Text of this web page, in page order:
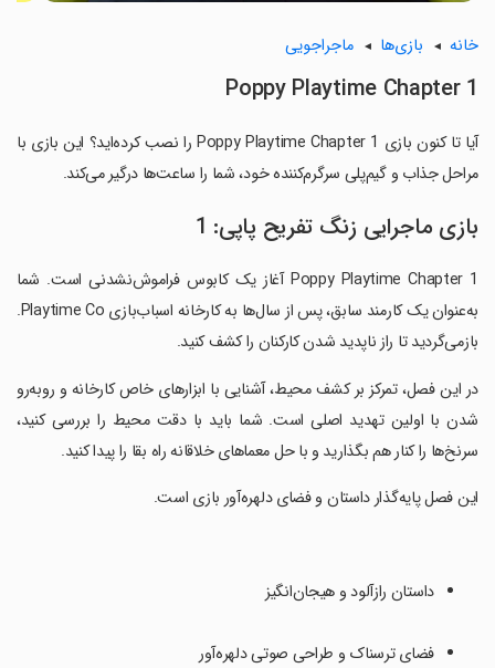
خانه بازی‌ها ماجراجویی
Poppy Playtime Chapter 1
آیا تا کنون بازی Poppy Playtime Chapter 1 را نصب کرده‌اید؟ این بازی با
مراحل جذاب و گیم‌پلی سرگرم‌کننده خود، شما را ساعت‌ها درگیر می‌کند.
بازی ماجرایی زنگ تفریح پاپی: 1
Poppy Playtime Chapter 1 آغاز یک کابوس فراموش‌نشدنی است. شما
به‌عنوان یک کارمند سابق، پس از سال‌ها به کارخانه اسباب‌بازی Playtime Co.
بازمی‌گردید تا راز ناپدید شدن کارکنان را کشف کنید.
‏در این فصل، تمرکز بر کشف محیط، آشنایی با ابزارهای خاص کارخانه و روبه‌رو
شدن با اولین تهدید اصلی است. شما باید با دقت محیط را بررسی کنید،
سرنخ‌ها را کنار هم بگذارید و با حل معماهای خلاقانه راه بقا را پیدا کنید.
‏این فصل پایه‌گذار داستان و فضای دلهره‌آور بازی است.
داستان رازآلود و هیجان‌انگیز
فضای ترسناک و طراحی صوتی دلهره‌آور